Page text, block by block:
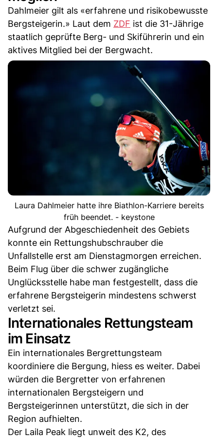
Dahlmeier gilt als «erfahrene und risikobewusste
Bergsteigerin.» Laut dem ZDF ist die 31-Jährige
staatlich geprüfte Berg- und Skiführerin und ein
aktives Mitglied bei der Bergwacht.
Laura Dahlmeier hatte ihre Biathlon-Karriere bereits
früh beendet. - keystone
Aufgrund der Abgeschiedenheit des Gebiets
konnte ein Rettungshubschrauber die
Unfallstelle erst am Dienstagmorgen erreichen.
Beim Flug über die schwer zugängliche
Unglücksstelle habe man festgestellt, dass die
erfahrene Bergsteigerin mindestens schwerst
verletzt sei.
Internationales Rettungsteam
im Einsatz
Ein internationales Bergrettungsteam
koordiniere die Bergung, hiess es weiter. Dabei
würden die Bergretter von erfahrenen
internationalen Bergsteigern und
Bergsteigerinnen unterstützt, die sich in der
Region aufhielten.
Der Laila Peak liegt unweit des K2, des